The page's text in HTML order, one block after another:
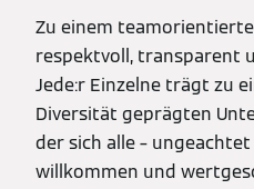
Zu einem
respektvoll, transparent
Jede:r Einzelne trägt zu
Diversität geprägten
der sich alle –
willkommen und